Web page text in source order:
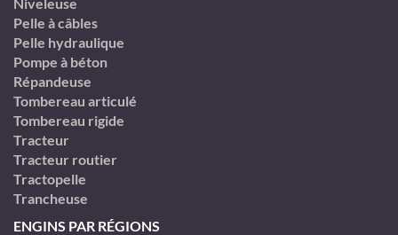
Pelle à câbles
Pelle hydraulique
Pompe à béton
Répandeuse
Tombereau articulé
Tombereau rigide
Tracteur
Tracteur routier
Tractopelle
Trancheuse
ENGINS PAR RÉGIONS